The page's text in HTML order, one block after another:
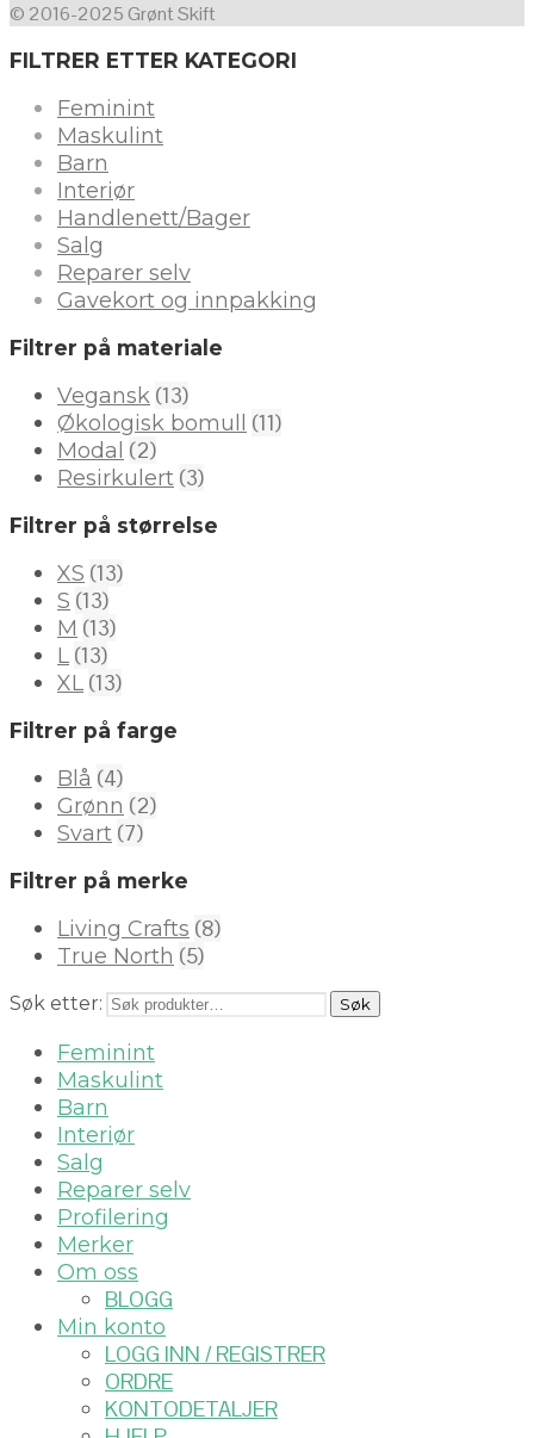
© 2016-2025 Grønt Skift
FILTRER ETTER KATEGORI
Feminint
Maskulint
Barn
Interiør
Handlenett/Bager
Salg
Reparer selv
Gavekort og innpakking
Filtrer på materiale
Vegansk (13)
Økologisk bomull (11)
Modal (2)
Resirkulert (3)
Filtrer på størrelse
XS (13)
S (13)
M (13)
L (13)
XL (13)
Filtrer på farge
Blå (4)
Grønn (2)
Svart (7)
Filtrer på merke
Living Crafts (8)
True North (5)
Søk etter: Søk
Feminint
Maskulint
Barn
Interiør
Salg
Reparer selv
Profilering
Merker
Om oss
BLOGG
Min konto
LOGG INN / REGISTRER
ORDRE
KONTODETALJER